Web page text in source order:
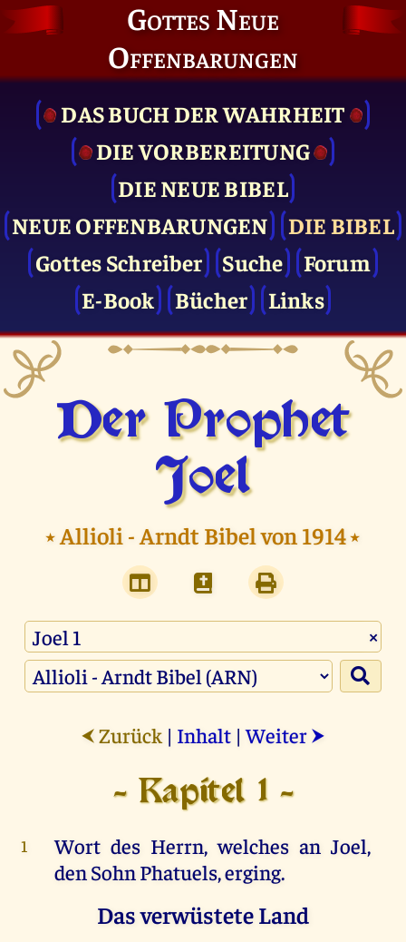
Gottes Neue
Offenbarungen
DAS BUCH DER WAHRHEIT
DIE VOR­BEREITUNG
DIE NEUE BIBEL
NEUE OFFENBARUNGEN
DIE BIBEL
Gottes Schreiber
Suche
Forum
E-Book
Bücher Links
Der Prophet
Joel
⭑Allioli - Arndt Bibel von 1914⭑
×
⮜ Zurück | Inhalt |Weiter ⮞
- Kapitel 1 -
1
Wort des Herrn, welches an Joel,
den Sohn Phatuels, erging.
Das verwüstete Land